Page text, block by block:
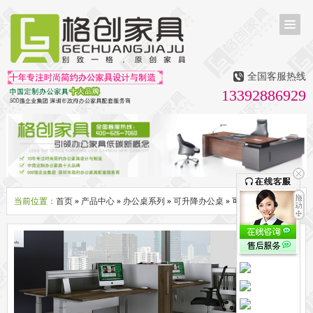
首页
茶台茶桌
多媒体会议室家具
办公屏风隔断系列
办公屏风卡位
高隔断墙 折叠屏风
组合职员台
办公桌系列
经理办公桌
会议桌
办公椅系列
职员办公椅 会议椅
人体工学椅
办公沙发|茶几系列
贵宾沙发 茶几
茶水柜
文件柜系列
装饰柜 间隔柜 板式文件柜
钢制文件柜
全国客服热线
13392886929
当前位置： 首页» 产品中心» 办公桌系列 » 可升降办公桌 » 可升降桌子